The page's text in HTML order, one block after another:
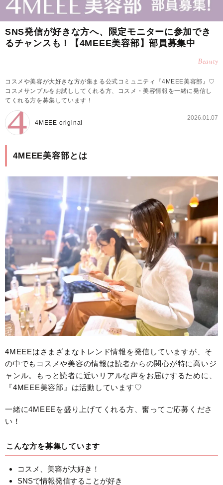
SNS発信が好きな方へ、限定モニターに参加でき
るチャンスも！【4MEEE美容部】部員募集中
Beauty
コスメや美容が大好きな方が集まる公式コミュニティ『4MEEE美容部』♡
コスメサンプルをお試ししてくれる方、コスメ・美容情報を一緒に発信し
てくれる方を募集しています！
4MEEE original
2026.01.07
4MEEE美容部とは
4MEEEはさまざまなトレンド情報を発信していますが、そ
の中でもコスメや美容の情報は読者からの関心が特に高いジ
ャンル。もっと読者に近いリアルな声をお届けするために、
『4MEEE美容部』は活動しています♡
一緒に4MEEEを盛り上げてくれる方、奮ってご応募くださ
い！
こんな方を募集しています
コスメ、美容が大好き！
SNSで情報発信することが好き